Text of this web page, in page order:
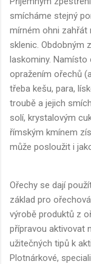
smícháme stejný
mírném ohni zahřát
sklenic. Obdobným
laskominy. Namísto
opražením ořechů
třeba kešu, para,
troubě a jejich
solí, krystalovým
římským kmínem
může posloužit i
Ořechy se dají
základ pro
výrobě produktů z
přípravou aktivovat
užitečných tipů k
Plotnárkové,